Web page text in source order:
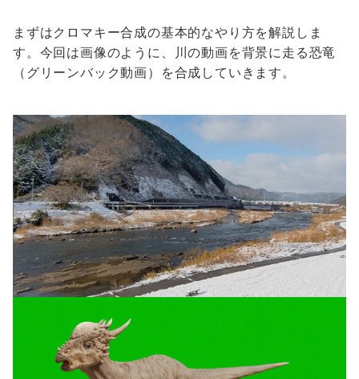
まずはクロマキー合成の基本的なやり方を解説しま
す。今回は画像のように、川の動画を背景に走る恐竜
（グリーンバック動画）を合成していきます。